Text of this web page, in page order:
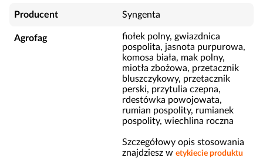
Producent Syngenta
Agrofag
fiołek polny, gwiazdnica
pospolita, jasnota purpurowa,
komosa biała, mak polny,
miotła zbożowa, przetacznik
bluszczykowy, przetacznik
perski, przytulia czepna,
rdestówka powojowata,
rumian pospolity, rumianek
pospolity, wiechlina roczna
Szczegółowy opis stosowania
znajdziesz w etykiecie produktu